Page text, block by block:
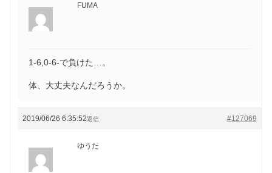
FUMA
1-6,0-6-で負けた…。
体、大丈夫なんだろうか。
2019/06/26 6:35:52 #127069
返信
ゆうた